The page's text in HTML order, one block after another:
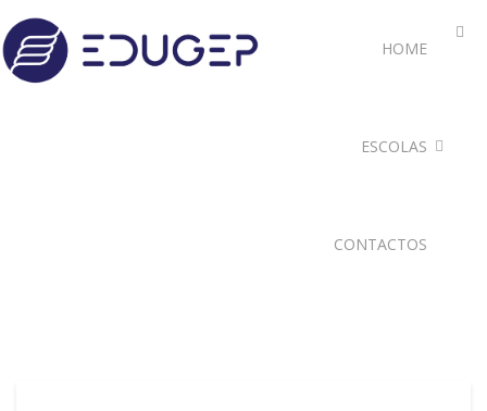
HOME
ESCOLAS
CONTACTOS